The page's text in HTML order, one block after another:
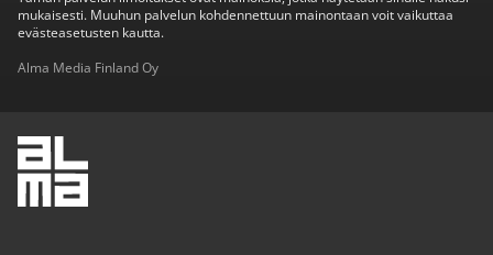
mukaisesti. Muuhun palvelun kohdennettuun mainontaan voit vaikuttaa
evästeasetusten kautta.
Alma Media Finland Oy